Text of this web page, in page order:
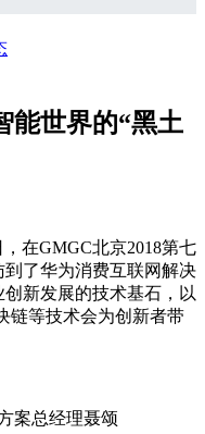
能世界的“黑土
，在GMGC北京2018第七
了华为消费互联网解决
新发展的技术基石，以
链等技术会为创新者带
案总经理聂颂